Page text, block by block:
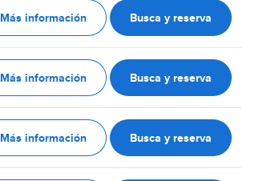
Más información Busca y reserva
Más información Busca y reserva
Más información Busca y reserva